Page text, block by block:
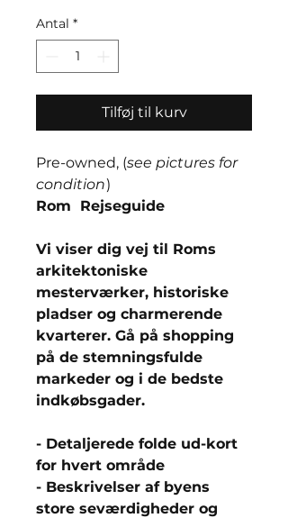
Antal *
Tilføj til kurv
Pre-owned, (see pictures for
condition)
Rom Rejseguide
Vi viser dig vej til Roms
arkitektoniske
mesterværker, historiske
pladser og charmerende
kvarterer. Gå på shopping
på de stemningsfulde
markeder og i de bedste
indkøbsgader.
- Detaljerede folde ud-kort
for hvert område
- Beskrivelser af byens
store seværdigheder og